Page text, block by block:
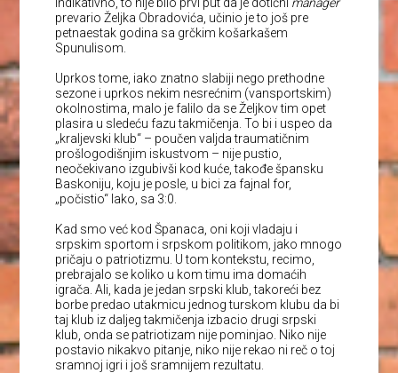
prevario Željka Obradovića, učinio je to još pre
petnaestak godina sa grčkim košarkašem
Spunulisom.
Uprkos tome, iako znatno slabiji nego prethodne
sezone i uprkos nekim nesrećnim (vansportskim)
okolnostima, malo je falilo da se Željkov tim opet
plasira u sledeću fazu takmičenja. To bi i uspeo da
„kraljevski klub“ – poučen valjda traumatičnim
prošlogodišnjim iskustvom – nije pustio,
neočekivano izgubivši kod kuće, takođe špansku
Baskoniju, koju je posle, u bici za fajnal for,
„počistio“ lako, sa 3:0.
Kad smo već kod Španaca, oni koji vladaju i
srpskim sportom i srpskom politikom, jako mnogo
pričaju o patriotizmu. U tom kontekstu, recimo,
prebrajalo se koliko u kom timu ima domaćih
igrača. Ali, kada je jedan srpski klub, takoreći bez
borbe predao utakmicu jednog turskom klubu da bi
taj klub iz daljeg takmičenja izbacio drugi srpski
klub, onda se patriotizam nije pominjao. Niko nije
postavio nikakvo pitanje, niko nije rekao ni reč o toj
sramnoj igri i još sramnijem rezultatu.